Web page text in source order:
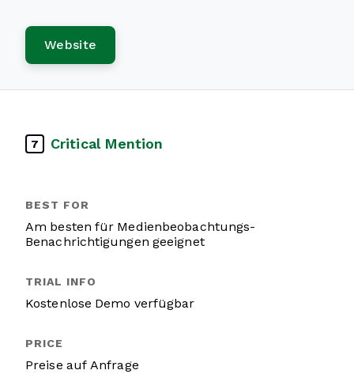
Website
7 Critical Mention
Am besten für Medienbeobachtungs-
Benachrichtigungen geeignet
Kostenlose Demo verfügbar
Preise auf Anfrage